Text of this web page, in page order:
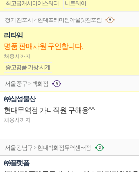
최고급캐시미어스웨터 니트웨어
경기 김포시 > 현대프리미엄아울렛김포점
리타임
명품 판매사원 구인합니다.
채용시까지
중고명품 가방.시계
서울 중구 > 백화점
㈜삼성물산
현대무역점 가니직원 구해용^^
채용시까지
서울 강남구 > 현대백화점무역센터점
㈜플랫폼